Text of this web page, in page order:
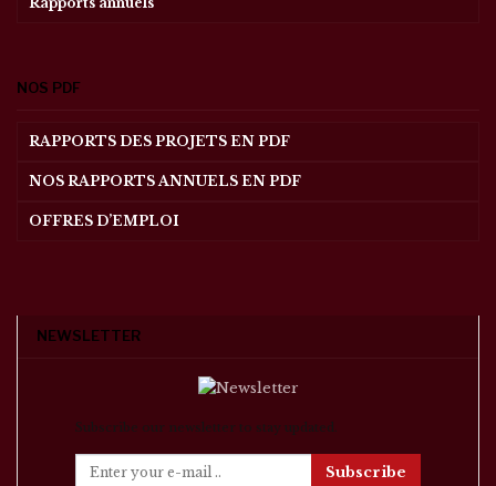
NOS PDF
RAPPORTS DES PROJETS EN PDF
NOS RAPPORTS ANNUELS EN PDF
OFFRES D’EMPLOI
NEWSLETTER
Subscribe our newsletter to stay updated.
Subscribe